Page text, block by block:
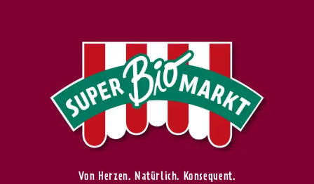
Von Herzen. Natürlich. Konsequent.